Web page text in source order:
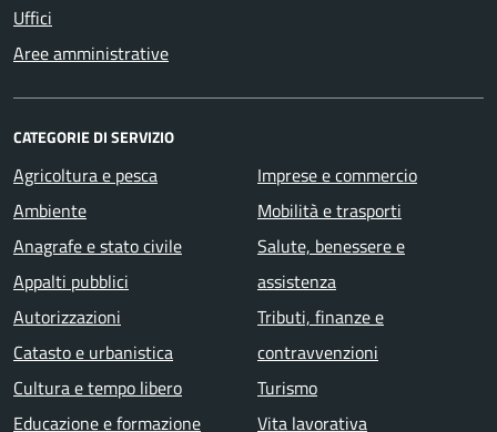
Uffici
Aree amministrative
CATEGORIE DI SERVIZIO
Agricoltura e pesca
Ambiente
Anagrafe e stato civile
Appalti pubblici
Autorizzazioni
Catasto e urbanistica
Cultura e tempo libero
Educazione e formazione
Imprese e commercio
Mobilità e trasporti
Salute, benessere e
assistenza
Tributi, finanze e
contravvenzioni
Turismo
Vita lavorativa